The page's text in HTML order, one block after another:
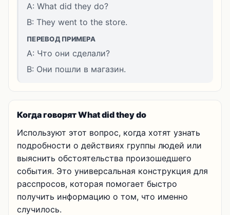
A: What did they do?
B: They went to the store.
ПЕРЕВОД ПРИМЕРА
A: Что они сделали?
B: Они пошли в магазин.
Когда говорят What did they do
Используют этот вопрос, когда хотят узнать
подробности о действиях группы людей или
выяснить обстоятельства произошедшего
события. Это универсальная конструкция для
расспросов, которая помогает быстро
получить информацию о том, что именно
случилось.